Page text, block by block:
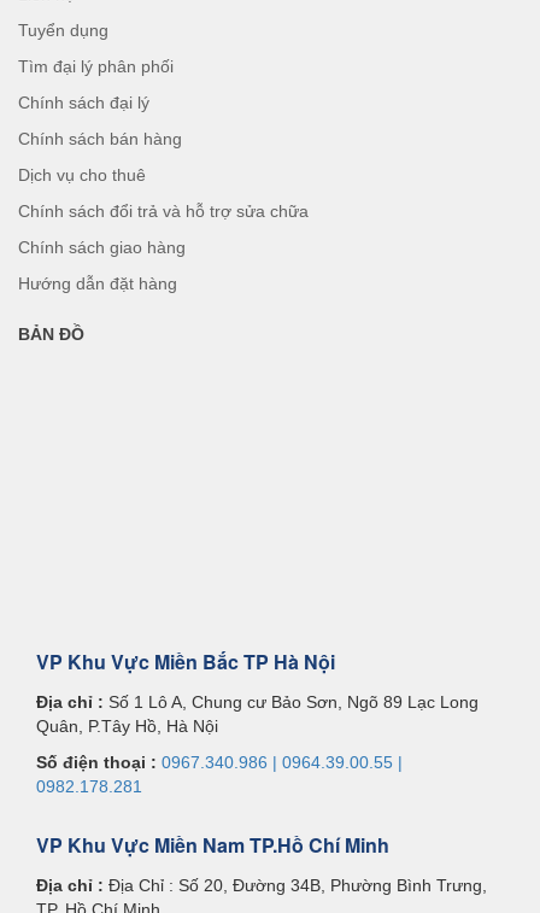
Tuyển dụng
Tìm đại lý phân phối
Chính sách đại lý
Chính sách bán hàng
Dịch vụ cho thuê
Chính sách đổi trả và hỗ trợ sửa chữa
Chính sách giao hàng
Hướng dẫn đặt hàng
BẢN ĐỒ
VP Khu Vực Miền Bắc TP Hà Nội
Địa chỉ : Số 1 Lô A, Chung cư Bảo Sơn, Ngõ 89 Lạc Long
Quân, P.Tây Hồ, Hà Nội
Số điện thoại : 0967.340.986 | 0964.39.00.55 |
0982.178.281
VP Khu Vực Miền Nam TP.Hồ Chí Minh
Địa chỉ : Địa Chỉ : Số 20, Đường 34B, Phường Bình Trưng,